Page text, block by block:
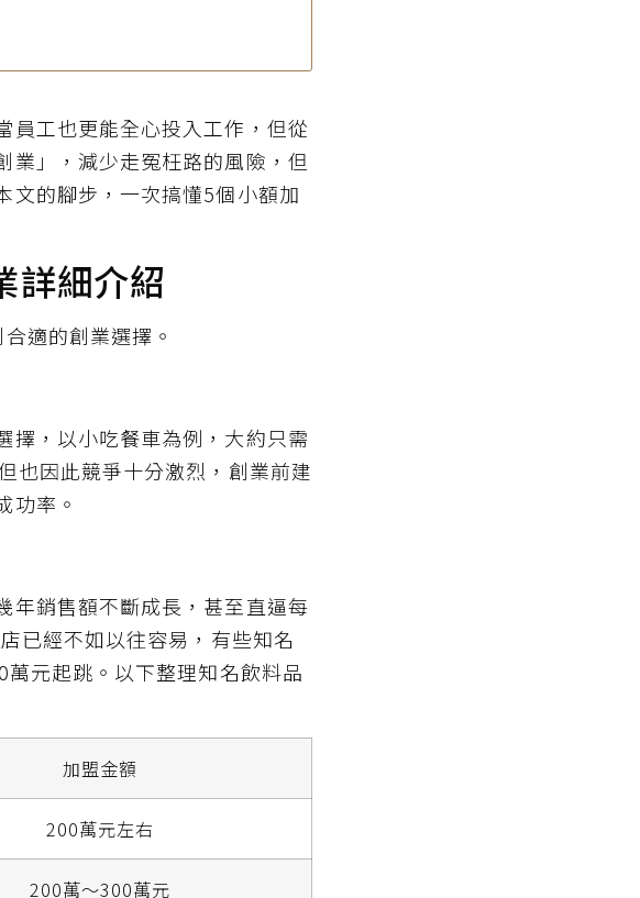
員工也更能全心投入工作，但從
業」，減少走冤枉路的風險，但
文的腳步，一次搞懂5個小額加
詳細介紹
適的創業選擇。
擇，以小吃餐車為例，大約只需
也因此競爭十分激烈，創業前建
功率。
年銷售額不斷成長，甚至直逼每
已經不如以往容易，有些知名
元起跳。以下整理知名飲料品
加盟金額
200萬元左右
200萬～300萬元